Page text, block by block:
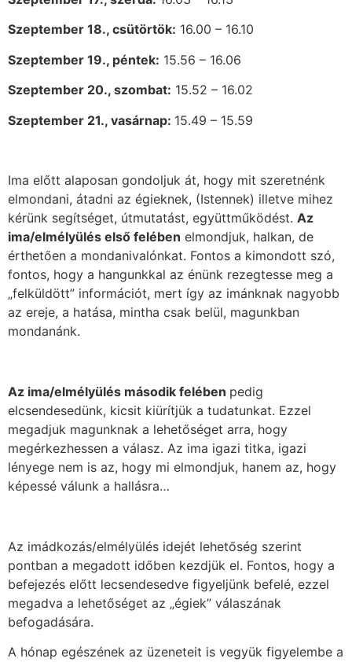
Szeptember 18., csütörtök: 16.00 – 16.10
Szeptember 19., péntek: 15.56 – 16.06
Szeptember 20., szombat: 15.52 – 16.02
Szeptember 21., vasárnap: 15.49 – 15.59
Ima előtt alaposan gondoljuk át, hogy mit szeretnénk
elmondani, átadni az égieknek, (Istennek) illetve mihez
kérünk segítséget, útmutatást, együttműködést. Az
ima/elmélyülés első felében elmondjuk, halkan, de
érthetően a mondanivalónkat. Fontos a kimondott szó,
fontos, hogy a hangunkkal az énünk rezegtesse meg a
„felküldött” információt, mert így az imánknak nagyobb
az ereje, a hatása, mintha csak belül, magunkban
mondanánk.
Az ima/elmélyülés második felében pedig
elcsendesedünk, kicsit kiürítjük a tudatunkat. Ezzel
megadjuk magunknak a lehetőséget arra, hogy
megérkezhessen a válasz. Az ima igazi titka, igazi
lényege nem is az, hogy mi elmondjuk, hanem az, hogy
képessé válunk a hallásra…
Az imádkozás/elmélyülés idejét lehetőség szerint
pontban a megadott időben kezdjük el. Fontos, hogy a
befejezés előtt lecsendesedve figyeljünk befelé, ezzel
megadva a lehetőséget az „égiek” válaszának
befogadására.
A hónap egészének az üzeneteit is vegyük figyelembe a